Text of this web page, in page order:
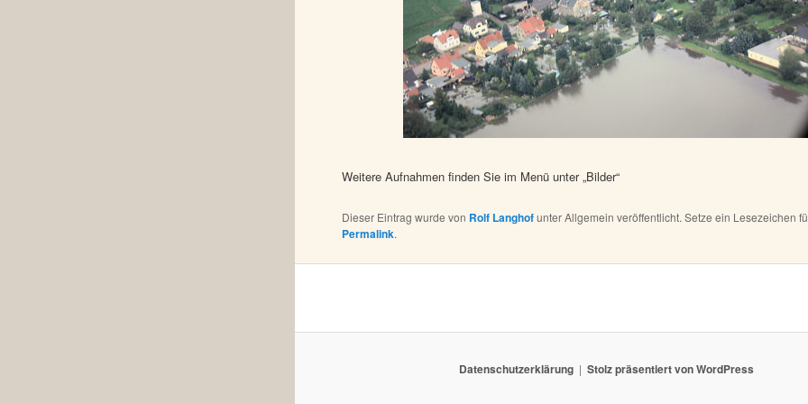
Weitere Aufnahmen finden Sie im Menü unter „Bilder“
Dieser Eintrag wurde von Rolf Langhofunter Allgemein veröffentlicht. Setze ein Lesezeichen
Permalink.
Datenschutzerklärung Stolz präsentiert von WordPress